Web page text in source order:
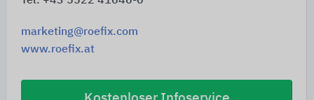
marketing@roefix.com
www.roefix.at